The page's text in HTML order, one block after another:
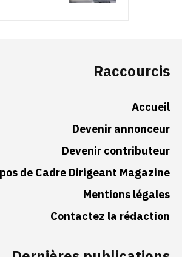
Raccourcis
Accueil
Devenir annonceur
Devenir contributeur
de Cadre Dirigeant Magazine
Mentions légales
Contactez la rédaction